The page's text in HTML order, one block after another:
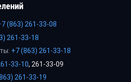
(863) 261-33-08
261-33-18
+7 (863) 261-33-18
33-10, 261-33-09
261-33-19